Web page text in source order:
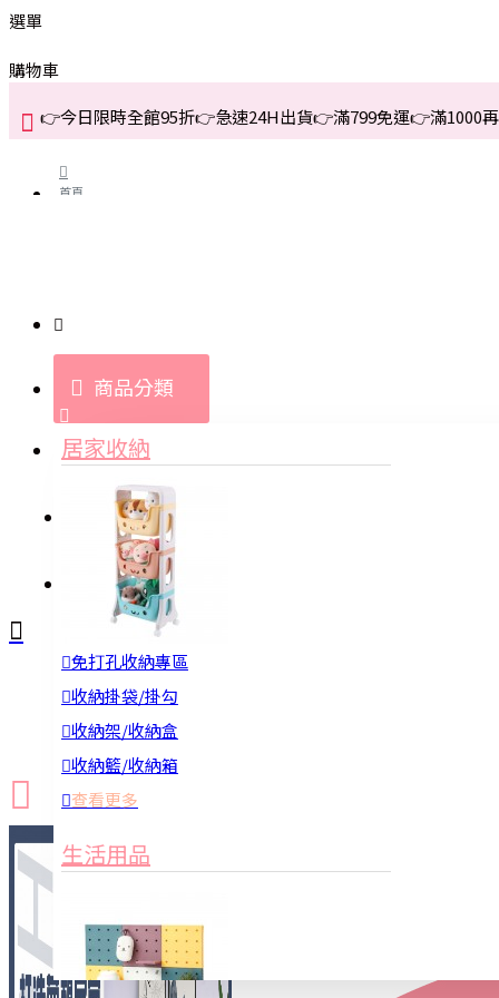
選單
購物車
👉今日限時全館95折👉急速24H出貨👉滿799免運👉滿1000
首頁
商品分類
居家收納
免打孔收納專區
收納掛袋/掛勾
收納架/收納盒
收納籃/收納箱
查看更多
生活用品
登入
新品上市